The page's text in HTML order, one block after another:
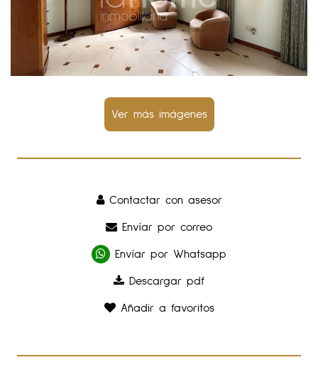
Contactar con asesor
Envíar por correo
Envíar por Whatsapp
Descargar pdf
Añadir a favoritos